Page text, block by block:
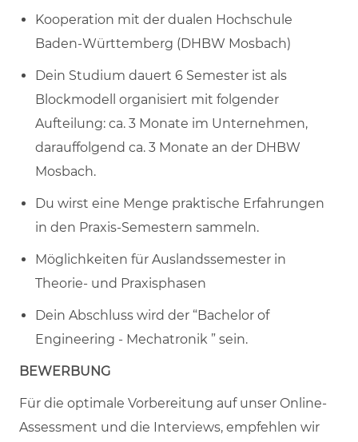
Kooperation mit der dualen Hochschule
Baden-Württemberg (DHBW Mosbach)
Dein Studium dauert 6 Semester ist als
Blockmodell organisiert mit folgender
Aufteilung: ca. 3 Monate im Unternehmen,
darauffolgend ca. 3 Monate an der DHBW
Mosbach.
Du wirst eine Menge praktische Erfahrungen
in den Praxis-Semestern sammeln.
Möglichkeiten für Auslandssemester in
Theorie- und Praxisphasen
Dein Abschluss wird der “Bachelor of
Engineering - Mechatronik ” sein.
BEWERBUNG
Für die optimale Vorbereitung auf unser Online-
Assessment und die Interviews, empfehlen wir